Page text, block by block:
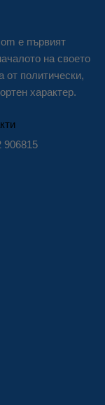
е първият
на своето
от политически,
характер.
906815